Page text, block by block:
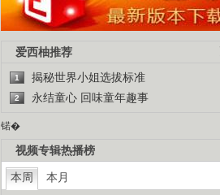
爱西柚推荐
1 揭秘世界小姐选拔标准
2 永结童心 回味童年趣事
锘�
视频专辑热播榜
本周 本月